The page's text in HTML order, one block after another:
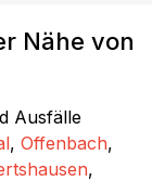
Nähe von
Ausfälle
, Offenbach,
,